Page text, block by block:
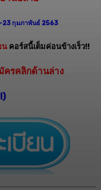
23 กุมภาพันธ์ 2563
น คอร์สนี้เต็มค่อนข้างเร็ว!!
ครคลิกด้านล่าง